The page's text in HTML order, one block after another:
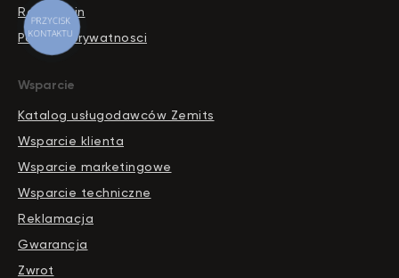
Regulamin
Polityka prywatnosci
Wsparcie
Katalog usługodawców Zemits
Wsparcie klienta
Wsparcie marketingowe
Wsparcie techniczne
Reklamacja
Gwarancja
Zwrot
PRZYCISK
KONTAKTU